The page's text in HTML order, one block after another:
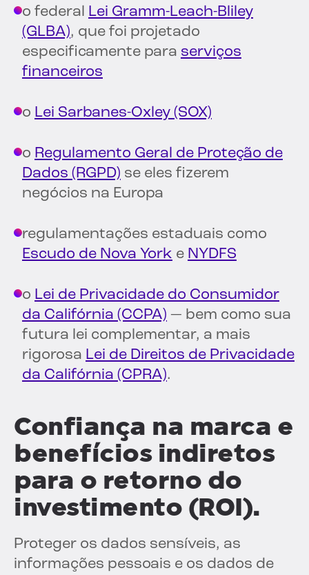
o federal Lei Gramm-Leach-Bliley
(GLBA), que foi projetado
especificamente para serviços
financeiros
o Lei Sarbanes-Oxley (SOX)
o Regulamento Geral de Proteção de
Dados (RGPD) se eles fizerem
negócios na Europa
regulamentações estaduais como
Escudo de Nova York e NYDFS
o Lei de Privacidade do Consumidor
da Califórnia (CCPA) — bem como sua
futura lei complementar, a mais
rigorosa Lei de Direitos de Privacidade
da Califórnia (CPRA).
Confiança na marca e
benefícios indiretos
para o retorno do
investimento (ROI).
Proteger os dados sensíveis, as
informações pessoais e os dados de